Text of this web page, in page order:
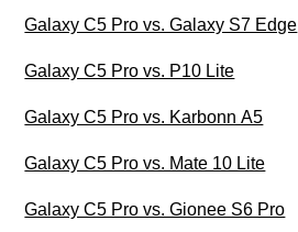
Galaxy C5 Pro vs. Galaxy S7 Edge
Galaxy C5 Pro vs. P10 Lite
Galaxy C5 Pro vs. Karbonn A5
Galaxy C5 Pro vs. Mate 10 Lite
Galaxy C5 Pro vs. Gionee S6 Pro